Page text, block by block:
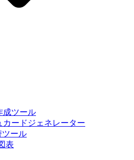
成ツール
ードジェネレーター
ツール
表